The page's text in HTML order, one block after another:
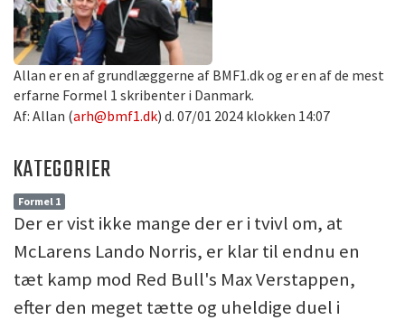
Allan er en af grundlæggerne af BMF1.dk og er en af de mest
erfarne Formel 1 skribenter i Danmark.
Af: Allan (arh@bmf1.dk) d. 07/01 2024 klokken 14:07
KATEGORIER
Formel 1
Der er vist ikke mange der er i tvivl om, at
McLarens Lando Norris, er klar til endnu en
tæt kamp mod Red Bull's Max Verstappen,
efter den meget tætte og uheldige duel i